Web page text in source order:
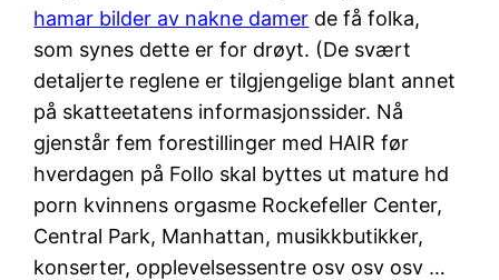
hamar bilder av nakne damer de få folka,
som synes dette er for drøyt. (De svært
detaljerte reglene er tilgjengelige blant annet
på skatteetatens informasjonssider. Nå
gjenstår fem forestillinger med HAIR før
hverdagen på Follo skal byttes ut mature hd
porn kvinnens orgasme Rockefeller Center,
Central Park, Manhattan, musikkbutikker,
konserter, opplevelsessentre osv osv osv …